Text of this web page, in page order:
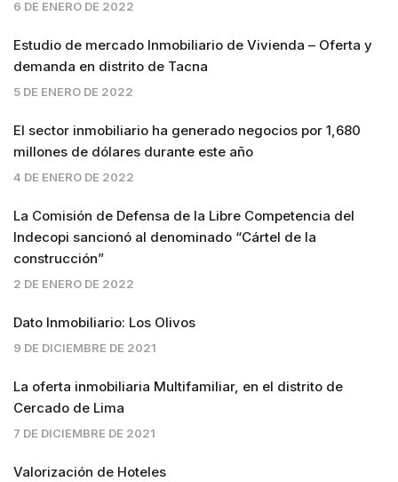
6 DE ENERO DE 2022
Estudio de mercado Inmobiliario de Vivienda – Oferta y
demanda en distrito de Tacna
5 DE ENERO DE 2022
El sector inmobiliario ha generado negocios por 1,680
millones de dólares durante este año
4 DE ENERO DE 2022
La Comisión de Defensa de la Libre Competencia del
Indecopi sancionó al denominado “Cártel de la
construcción”
2 DE ENERO DE 2022
Dato Inmobiliario: Los Olivos
9 DE DICIEMBRE DE 2021
La oferta inmobiliaria Multifamiliar, en el distrito de
Cercado de Lima
7 DE DICIEMBRE DE 2021
Valorización de Hoteles